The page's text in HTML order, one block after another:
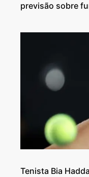
previsão sobre
Tenista Bia